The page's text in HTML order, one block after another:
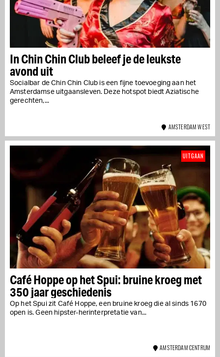
In Chin Chin Club beleef je de leukste
avond uit
Socialbar de Chin Chin Club is een fijne toevoeging aan het
Amsterdamse uitgaansleven. Deze hotspot biedt Aziatische
gerechten,...
AMSTERDAM WEST
Café Hoppe op het Spui: bruine kroeg met
350 jaar geschiedenis
Op het Spui zit Café Hoppe, een bruine kroeg die al sinds 1670
open is. Geen hipster-herinterpretatie van...
UITGAAN
AMSTERDAM CENTRUM